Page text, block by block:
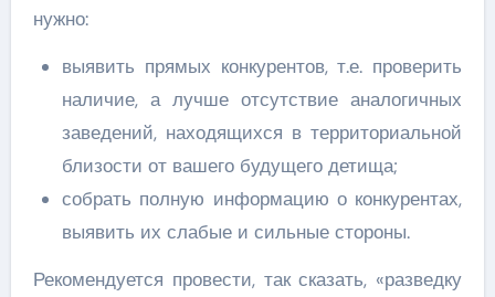
нужно:
выявить прямых конкурентов, т.е. проверить
наличие, а лучше отсутствие аналогичных
заведений, находящихся в территориальной
близости от вашего будущего детища;
собрать полную информацию о конкурентах,
выявить их слабые и сильные стороны.
Рекомендуется провести, так сказать, «разведку